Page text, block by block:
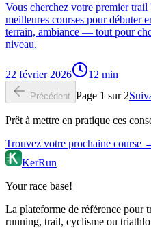
Vous cherchez votre premier
meilleures courses pour débuter
terrain, ambiance — tout pour
niveau.
22 février 2026 12 min
Précédent Page 1 sur 2
Prêt à mettre en pratique ces
Trouvez votre prochaine course
KerRun
Your race base!
La plateforme de référence pour
running, trail, cyclisme ou